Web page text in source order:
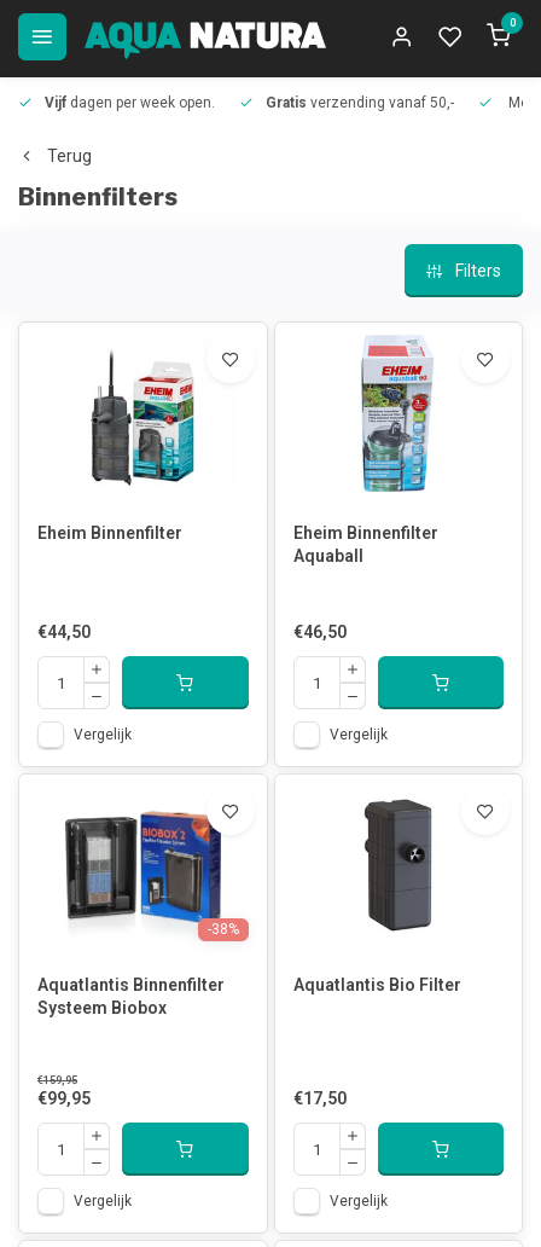
0
Vijf dagen per week open. Gratis verzending vanaf 50,-
Terug
Binnenfilters
Filters
Eheim Binnenfilter
€44,50
Vergelijk
Eheim Binnenfilter
Aquaball
€46,50
Vergelijk
-38%
Aquatlantis Binnenfilter
Systeem Biobox
€159,95
€99,95
Vergelijk
Aquatlantis Bio Filter
€17,50
Vergelijk